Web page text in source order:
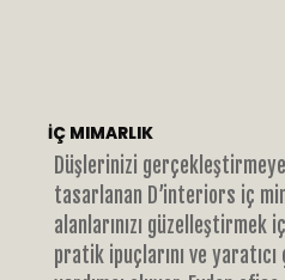
İÇ MIMARLIK
Düşlerinizi
tasarlanan D’interiors iç
alanlarınızı güzelleştirmek
pratik ipuçlarını ve